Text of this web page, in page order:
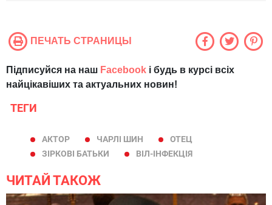
ПЕЧАТЬ СТРАНИЦЫ
Підписуйся на наш Facebook і будь в курсі всіх
найцікавіших та актуальних новин!
ТЕГИ
АКТОР ЧАРЛІ ШИН
ОТЕЦ
ЗІРКОВІ БАТЬКИ
ВІЛ-ІНФЕКЦІЯ
ЧИТАЙ ТАКОЖ